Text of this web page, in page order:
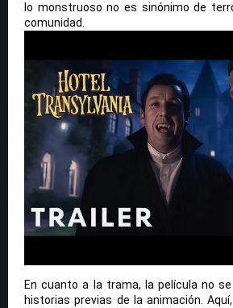
lo monstruoso no es sinónimo de
comunidad.
En cuanto a la trama, la película no
historias previas de la animación.